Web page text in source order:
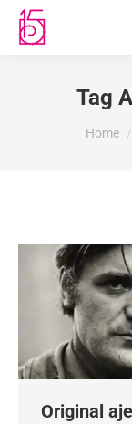
Tag
You
Home
Original